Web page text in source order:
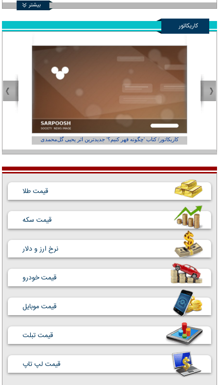
بیشتر
کاریکاتور
کاریکاتور/ کتاب 'چگونه قهر کنیم؟' جدیدترین اثر یحیی گل‌محمدی
قیمت طلا
قیمت سکه
نرخ ارز و دلار
قیمت خودرو
قیمت موبایل
قیمت تبلت
قیمت لپ تاپ